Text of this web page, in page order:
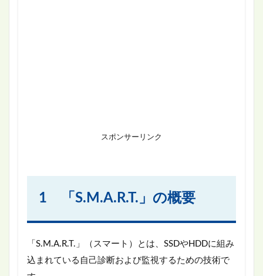
スポンサーリンク
1 「S.M.A.R.T.」の概要
「S.M.A.R.T.」（スマート）とは、SSDやHDDに組み
込まれている自己診断および監視するための技術で